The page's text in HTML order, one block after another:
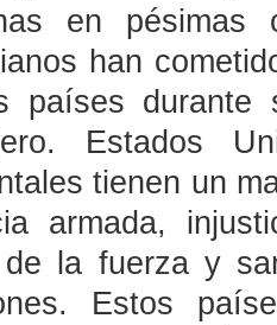
en pésimas
han
países durante
Estados
tienen un
armada,
la fuerza y
Estos